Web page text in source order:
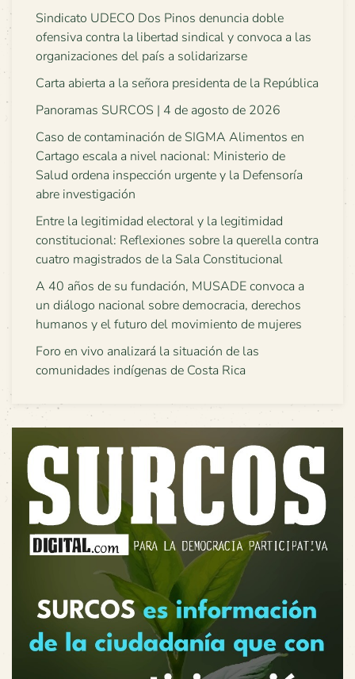
Sindicato UDECO Dos Pinos denuncia doble
ofensiva contra la libertad sindical y convoca a las
organizaciones del país a solidarizarse
Carta abierta a la señora presidenta de la República
Panoramas SURCOS | 4 de agosto de 2026
Caso de contaminación de SIGMA Alimentos en
Cartago escala a nivel nacional: Ministerio de
Salud ordena inspección urgente y la Defensoría
abre investigación
Entre la legitimidad electoral y la legitimidad
constitucional: Reflexiones sobre la querella contra
cuatro magistrados de la Sala Constitucional
A 40 años de su fundación, MUSADE convoca a
un diálogo nacional sobre democracia, derechos
humanos y el futuro del movimiento de mujeres
Foro en vivo analizará la situación de las
comunidades indígenas de Costa Rica